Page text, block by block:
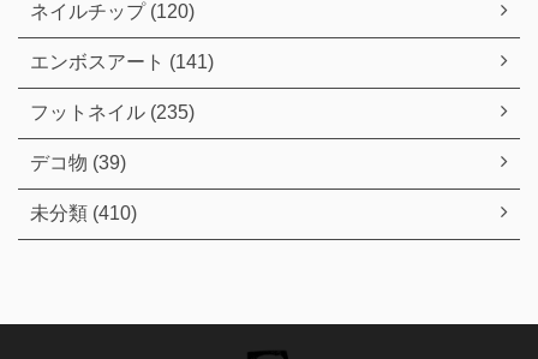
ネイルチップ (120)
エンボスアート (141)
フットネイル (235)
デコ物 (39)
未分類 (410)